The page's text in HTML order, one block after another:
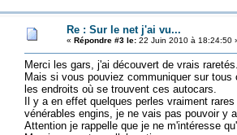
Re : Sur le net j'ai vu...
« Répondre #3 le:22 Juin 2010 à 18:24:50
Merci les gars, j'ai découvert de vrais
Mais si vous pouviez communiquer sur
les endroits où se trouvent ces autocars.
Il y a en effet quelques perles vraiment
vénérables engins, je ne vais pas pouvoir y
Attention je rappelle que je ne m'intéresse